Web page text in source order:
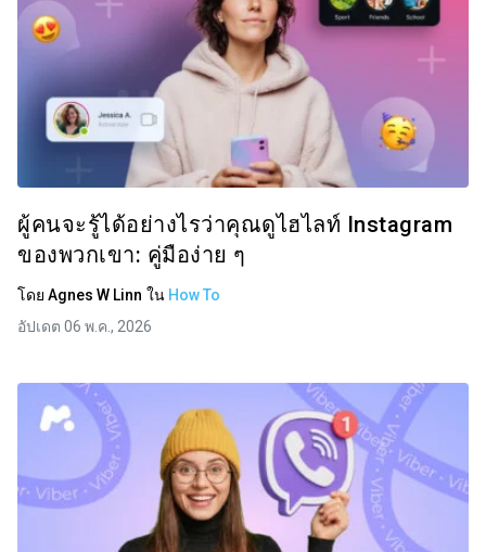
ผู้คนจะรู้ได้อย่างไรว่าคุณดูไฮไลท์ Instagram
ของพวกเขา: คู่มือง่าย ๆ
โดย Agnes W Linn ใน How To
อัปเดต 06 พ.ค., 2026